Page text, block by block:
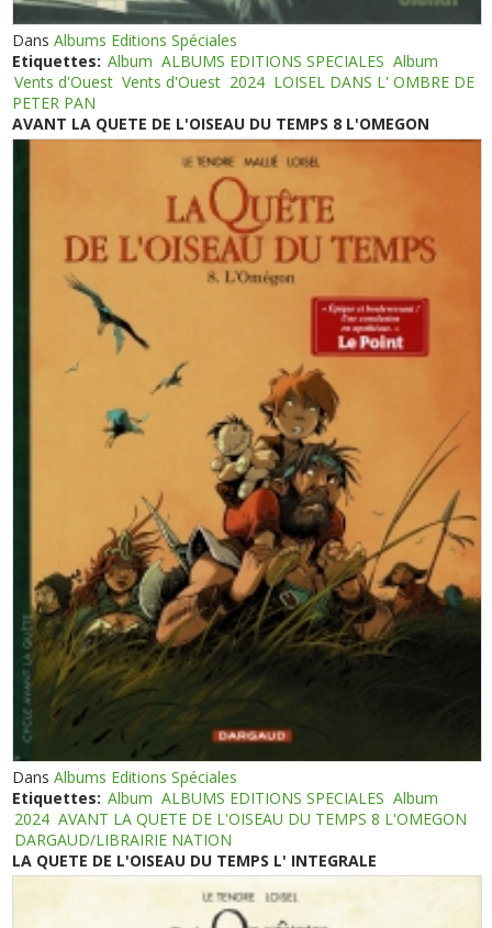
DansAlbums Editions Spéciales
Etiquettes: Album ALBUMS EDITIONS SPECIALES Album
Vents d'Ouest Vents d'Ouest 2024 LOISEL DANS L' OMBRE DE
PETER PAN
AVANT LA QUETE DE L'OISEAU DU TEMPS 8 L'OMEGON
DansAlbums Editions Spéciales
Etiquettes: Album ALBUMS EDITIONS SPECIALES Album
2024 AVANT LA QUETE DE L'OISEAU DU TEMPS 8 L'OMEGON
DARGAUD/LIBRAIRIE NATION
LA QUETE DE L'OISEAU DU TEMPS L' INTEGRALE